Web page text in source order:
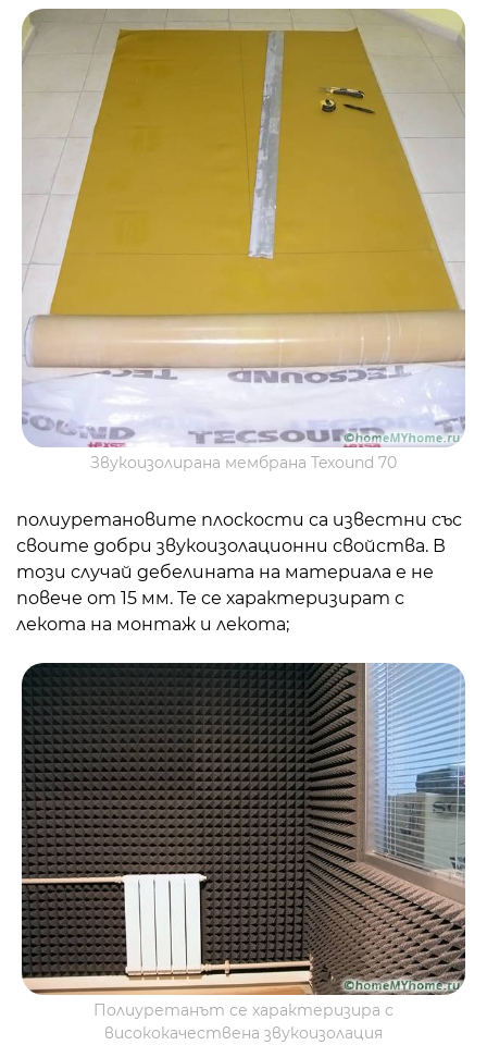
Звукоизолирана мембрана Texound 70
полиуретановите плоскости са известни със
своите добри звукоизолационни свойства. В
този случай дебелината на материала е не
повече от 15 мм. Те се характеризират с
лекота на монтаж и лекота;
Полиуретанът се характеризира с
висококачествена звукоизолация